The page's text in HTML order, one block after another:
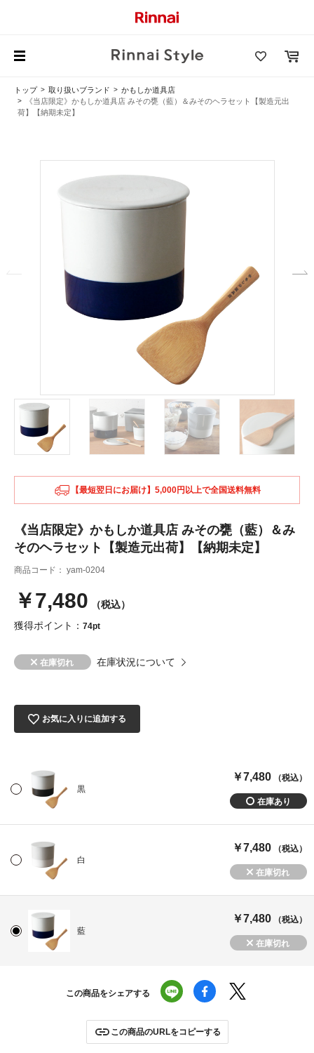
トップ 取り扱いブランド
かもしか道具店
《当店限定》かもしか道具店 みその甕（藍）＆みそのヘラセット【製造元出
荷】【納期未定】
【最短翌日にお届け】5,000円以上で全国送料無料
《当店限定》かもしか道具店 みその甕（藍）＆み
そのヘラセット【製造元出荷】【納期未定】
商品コード： yam-0204
￥7,480 （税込）
獲得ポイント： 74pt
在庫状況について
お気に入りに追加する
黒
￥7,480 （税込）
白
￥7,480 （税込）
藍
￥7,480 （税込）
この商品をシェアする
この商品のURLをコピーする